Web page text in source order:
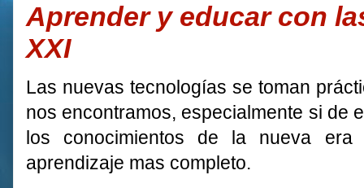
Aprender y educar con
XXI
Las nuevas tecnologías se toman
nos encontramos, especialmente si de
los conocimientos de la nueva
aprendizaje mas completo.